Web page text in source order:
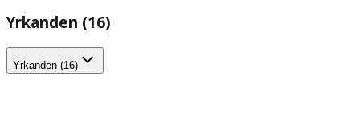
Yrkanden (16)
Yrkanden (16)